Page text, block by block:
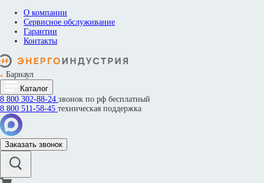
О компании
Сервисное обслуживание
Гарантии
Контакты
Барнаул
Каталог
8 800 302-88-24 звонок по рф бесплатный
8 800 511-58-45 техническая поддержка
Заказать звонок